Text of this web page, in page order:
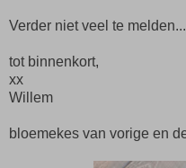
Verder niet veel te
tot binnenkort,
xx
Willem
bloemekes van vorige en